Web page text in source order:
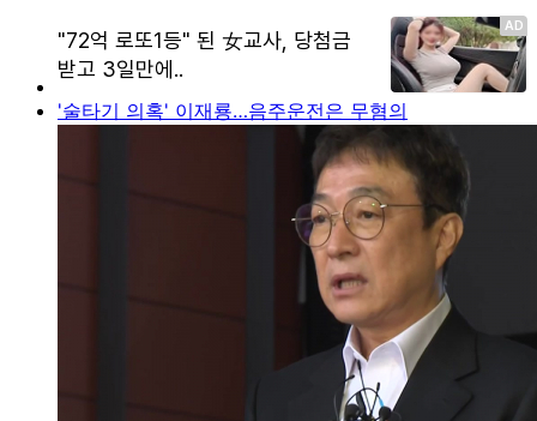
'술타기 의혹' 이재룡…음주운전은 무혐의